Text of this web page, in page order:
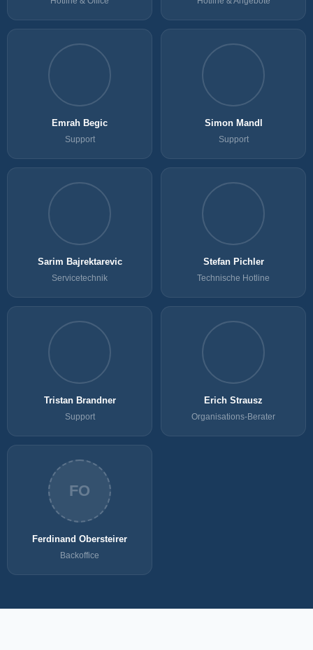
Emrah Begic
Support
Simon Mandl
Support
Sarim Bajrektarevic
Servicetechnik
Stefan Pichler
Technische Hotline
Tristan Brandner
Support
Erich Strausz
Organisations-Berater
FO
Ferdinand Obersteirer
Backoffice